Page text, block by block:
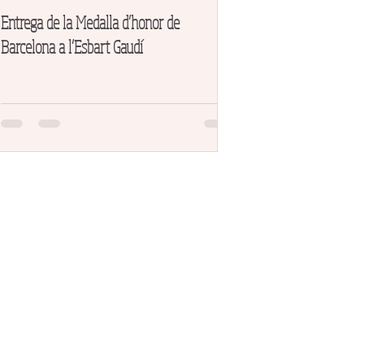
Entrega de la Medalla d’honor de
Barcelona a l’Esbart Gaudí